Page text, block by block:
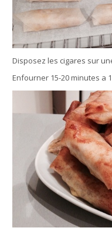
Disposez les cigares sur
Enfourner 15-20 minutes a